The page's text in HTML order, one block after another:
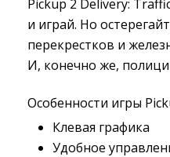
Pickup 2 Delivery:
и играй. Но
перекрестков и
И, конечно же,
Особенности игры
Клевая графика
Удобное